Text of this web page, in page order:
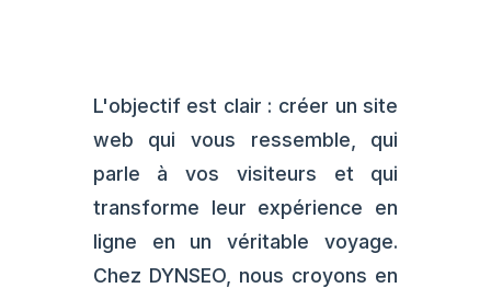
L'objectif est clair : créer un site
web qui vous ressemble, qui
parle à vos visiteurs et qui
transforme leur expérience en
ligne en un véritable voyage.
Chez DYNSEO, nous croyons en